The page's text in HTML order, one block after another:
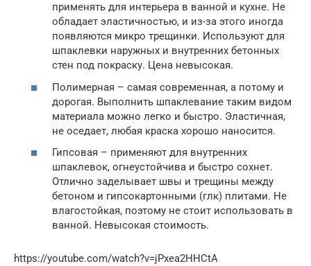
применять для интерьера в ванной и кухне. Не
обладает эластичностью, и из-за этого иногда
появляются микро трещинки. Используют для
шпаклевки наружных и внутренних бетонных
стен под покраску. Цена невысокая.
Полимерная – самая современная, а потому и
дорогая. Выполнить шпаклевание таким видом
материала можно легко и быстро. Эластичная,
не оседает, любая краска хорошо наносится.
Гипсовая – применяют для внутренних
шпаклевок, огнеустойчива и быстро сохнет.
Отлично заделывает швы и трещины между
бетоном и гипсокартонными (глк) плитами. Не
влагостойкая, поэтому не стоит использовать в
ванной. Невысокая стоимость.
https://youtube.com/watch?v=jPxea2HHCtA